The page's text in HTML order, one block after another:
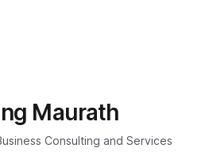
Maurath
Consulting and Services